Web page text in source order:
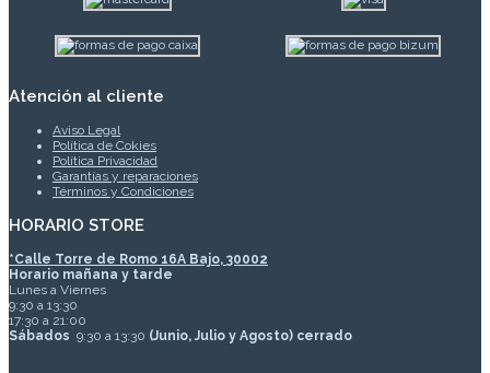
Atención al cliente
Aviso Legal
Política de Cokies
Política Privacidad
Garantías y reparaciones
Términos y Condiciones
HORARIO STORE
*Calle Torre de Romo 16A Bajo, 30002
Horario mañana y tarde
Lunes a Viernes
9:30 a 13:30
17:30 a 21:00
Sábados 9:30 a 13:30 (Junio, Julio y Agosto) cerrado